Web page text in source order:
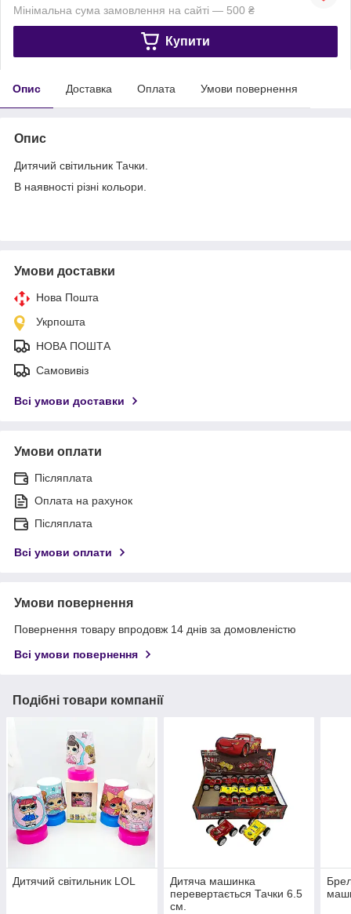
Мінімальна сума замовлення на сайті — 500 ₴
Купити
Опис Доставка Оплата Умови повернення
Опис
Дитячий світильник Тачки.
В наявності різні кольори.
Умови доставки
Нова Пошта
Укрпошта
НОВА ПОШТА
Самовивіз
Всі умови доставки
Умови оплати
Післяплата
Оплата на рахунок
Післяплата
Всі умови оплати
Умови повернення
Повернення товару впродовж 14 днів за домовленістю
Всі умови повернення
Подібні товари компанії
Дитячий світильник LOL
Дитяча машинка
перевертається Тачки 6.5
см.